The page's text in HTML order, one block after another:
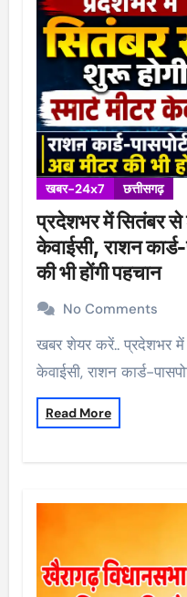
खबर-24x7 छत्तीसगढ़
प्रदेशभर में सितंबर से
केवाईसी, राशन
की भी होंगी पहचान
No Comments
खबर शेयर करें.. प्रदेशभर में सितंबर से शुरू होगी स्मार्ट मीटर
केवाईसी, राशन कार्ड-
Read More